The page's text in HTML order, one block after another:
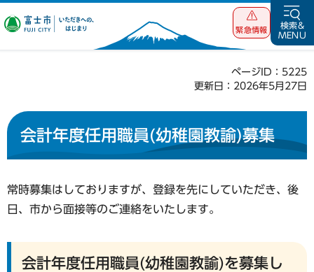
富士市 いただ
緊急情報
検索&
MENU
ページID：5225
更新日：2026年5月27日
会計年度任用職員(幼稚園教諭)募集
常時募集はしておりますが、登録を先にしていただき、後
日、市から面接等のご連絡をいたします。
会計年度任用職員(幼稚園教諭)を募集し